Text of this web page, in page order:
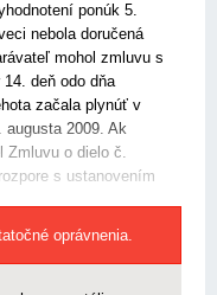
ponúk 5.
nebola doručená
mohol zmluvu s
deň odo dňa
začala plynúť v
augusta 2009. Ak
Zmluvu o dielo č.
s ustanovením
oprávnenia.